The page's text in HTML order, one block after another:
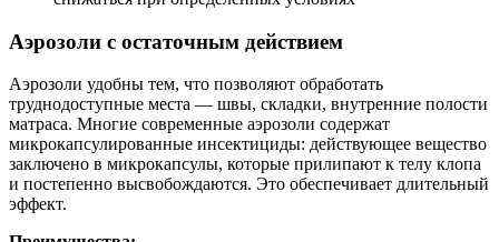
Аэрозоли с остаточным действием
Аэрозоли удобны тем, что позволяют обработать
труднодоступные места — швы, складки, внутренние полости
матраса. Многие современные аэрозоли содержат
микрокапсулированные инсектициды: действующее вещество
заключено в микрокапсулы, которые прилипают к телу клопа
и постепенно высвобождаются. Это обеспечивает длительный
эффект.